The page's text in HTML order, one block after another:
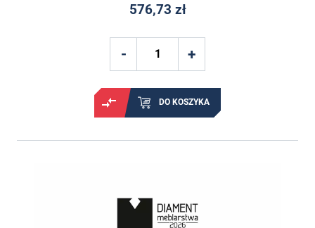
576,73 zł
DO KOSZYKA